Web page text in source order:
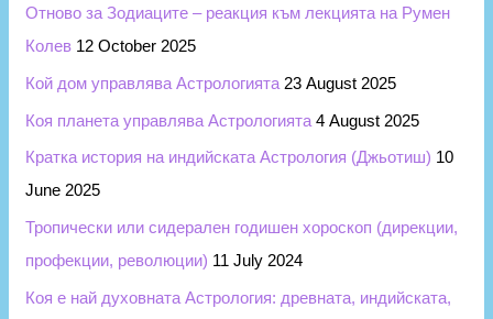
:
Отново за Зодиаците – реакция към лекцията на Румен
Колев 12 October 2025
Кой дом управлява Астрологията 23 August 2025
Коя планета управлява Астрологията 4 August 2025
Кратка история на индийската Астрология (Джьотиш) 10
June 2025
Тропически или сидерален годишен хороскоп (дирекции,
профекции, революции) 11 July 2024
Коя е най духовната Астрология: древната, индийската,